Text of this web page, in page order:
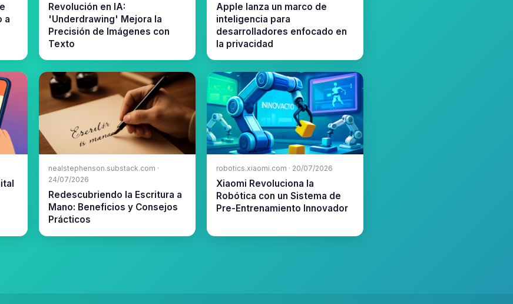
a
Revolución en IA:
'Underdrawing' Mejora la
Precisión de Imágenes con
Texto
Apple lanza un marco de
inteligencia para
desarrolladores enfocado en
la privacidad
nealstephenson.substack.com ·
24/07/2026
Redescubriendo la Escritura a
Mano: Beneficios y Consejos
Prácticos
robotics.xiaomi.com · 20/07/2026
Xiaomi Revoluciona la
Robótica con un Sistema de
Pre-Entrenamiento Innovador